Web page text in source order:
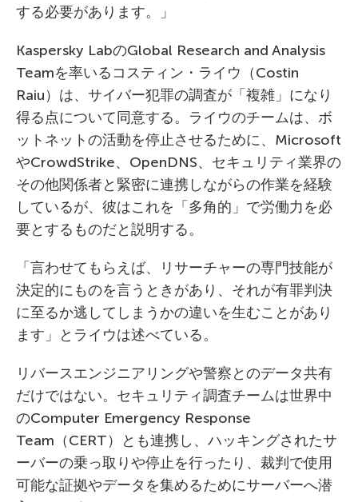
する必要があります。」
Kaspersky LabのGlobal Research and Analysis
Teamを率いるコスティン・ライウ（Costin
Raiu）は、サイバー犯罪の調査が「複雑」になり
得る点について同意する。ライウのチームは、ボ
ットネットの活動を停止させるために、Microsoft
やCrowdStrike、OpenDNS、セキュリティ業界の
その他関係者と緊密に連携しながらの作業を経験
しているが、彼はこれを「多角的」で労働力を必
要とするものだと説明する。
「言わせてもらえば、リサーチャーの専門技能が
決定的にものを言うときがあり、それが有罪判決
に至るか逃してしまうかの違いを生むことがあり
ます」とライウは述べている。
リバースエンジニアリングや警察とのデータ共有
だけではない。セキュリティ調査チームは世界中
のComputer Emergency Response
Team（CERT）とも連携し、ハッキングされたサ
ーバーの乗っ取りや停止を行ったり、裁判で使用
可能な証拠やデータを集めるためにサーバーへ潜